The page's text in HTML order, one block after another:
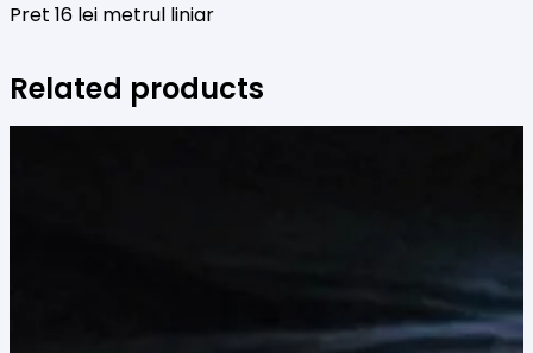
Pret 16 lei metrul liniar
Related products